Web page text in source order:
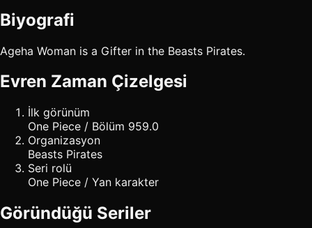
Biyografi
Ageha Woman is a Gifter in the Beasts Pirates.
Evren Zaman Çizelgesi
İlk görünüm
One Piece / Bölüm 959.0
Organizasyon
Beasts Pirates
Seri rolü
One Piece / Yan karakter
Göründüğü Seriler